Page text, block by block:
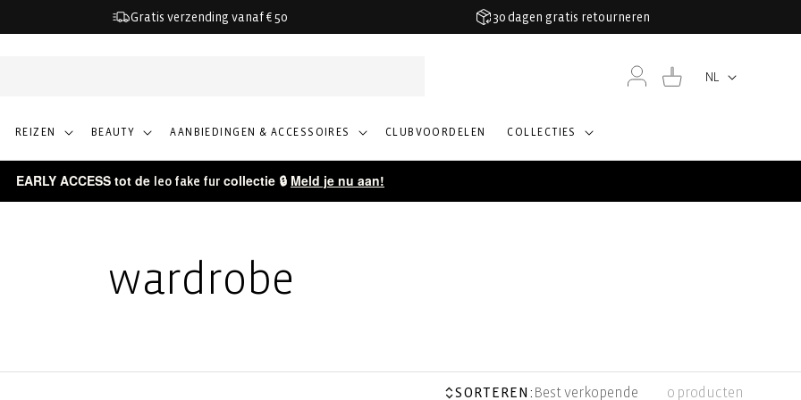
Gratis verzending vanaf € 50 30 dagen gratis retourneren
REIZEN BEAUTY AANBIEDINGEN & ACCESSOIRES CLUBVOORDELEN COLLECTIES
Taal NL
Inloggen
Winkelwagen
EARLY ACCESS tot de leo fake fur collectie 🔒 Meld je nu aan!
wardrobe
SORTEREN: Best verkopende 0 producten